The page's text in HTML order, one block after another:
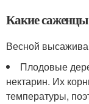
Какие
Весной
Плодовые
нектарин. Их
температуры,